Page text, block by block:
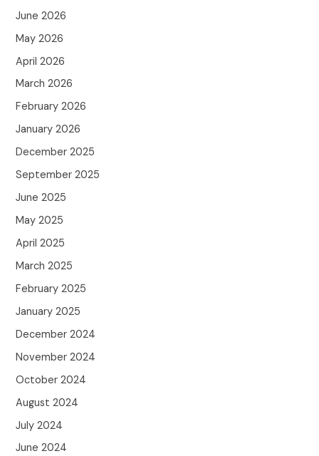
June 2026
May 2026
April 2026
March 2026
February 2026
January 2026
December 2025
September 2025
June 2025
May 2025
April 2025
March 2025
February 2025
January 2025
December 2024
November 2024
October 2024
August 2024
July 2024
June 2024